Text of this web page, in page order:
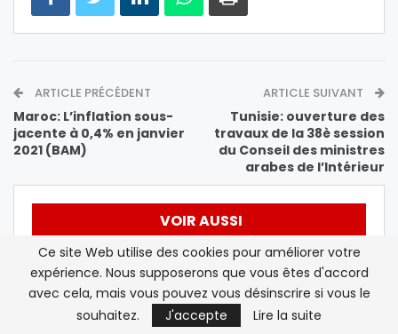
ARTICLE PRÉCÉDENT
Maroc: L’inflation sous-
jacente à 0,4% en janvier
2021 (BAM)
ARTICLE SUIVANT
Tunisie: ouverture des
travaux de la 38è session
du Conseil des ministres
arabes de l’Intérieur
VOIR AUSSI
A LA UNE A LA UNE
Ce site Web utilise des cookies pour améliorer votre
expérience. Nous supposerons que vous êtes d'accord
avec cela, mais vous pouvez vous désinscrire si vous le
souhaitez.
J'accepte Lire la suite